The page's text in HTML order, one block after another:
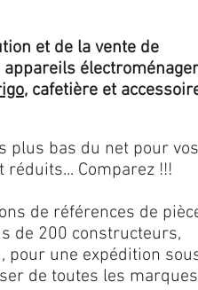
et de la vente de
, cafetière et
plus bas du net pour vos
Comparez !!!
de références de
de 200 constructeurs,
pour une expédition
de toutes les marques